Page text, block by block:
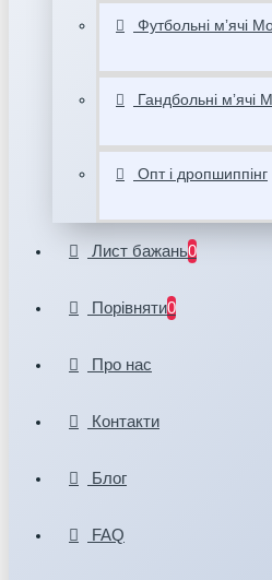
Футбольні мʼячі
Гандбольні мʼячі
Опт і дропшиппінг
Лист бажань0
Порівняти0
Про нас
Контакти
Блог
FAQ